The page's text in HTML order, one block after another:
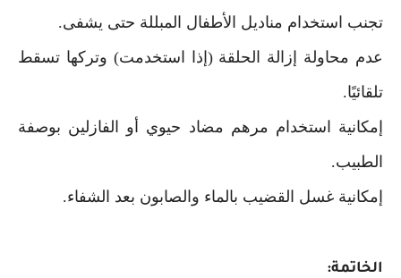
تجنب استخدام مناديل الأطفال المبللة حتى يشفى.
عدم محاولة إزالة الحلقة (إذا استخدمت) وتركها تسقط
تلقائيًا.
إمكانية استخدام مرهم مضاد حيوي أو الفازلين بوصفة
الطبيب.
إمكانية غسل القضيب بالماء والصابون بعد الشفاء.
الخاتمة: